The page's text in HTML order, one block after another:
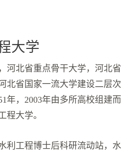
大学
河北省重点骨干大学，河北省
北省国家一流大学建设二层次
年，2003年由多所高校组建而
程大学。
利工程博士后科研流动站，水